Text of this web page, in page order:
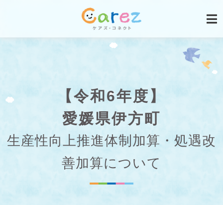
【令和6年度】
愛媛県伊方町
生産性向上推進体制加算・処遇改
善加算について